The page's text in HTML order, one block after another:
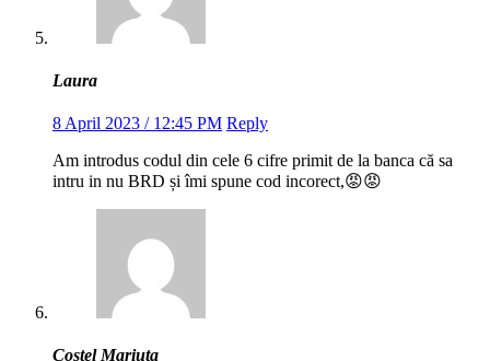
Laura
8 April 2023 / 12:45 PM Reply
Am introdus codul din cele 6 cifre primit de la banca că sa
intru in nu BRD și îmi spune cod incorect,😡😡
Costel Mariuta